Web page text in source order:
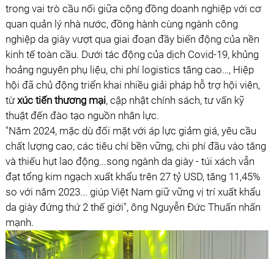
trong vai trò cầu nối giữa cộng đồng doanh nghiệp với cơ
quan quản lý nhà nước, đồng hành cùng ngành công
nghiệp da giày vượt qua giai đoạn đầy biến động của nền
kinh tế toàn cầu. Dưới tác động của dịch Covid-19, khủng
hoảng nguyên phụ liệu, chi phí logistics tăng cao…, Hiệp
hội đã chủ động triển khai nhiều giải pháp hỗ trợ hội viên,
từxúc tiến thương mại, cập nhật chính sách, tư vấn kỹ
thuật đến đào tạo nguồn nhân lực.
"Năm 2024, mặc dù đối mặt với áp lực giảm giá, yêu cầu
chất lượng cao, các tiêu chí bền vững, chi phí đầu vào tăng
và thiếu hụt lao động...song ngành da giày - túi xách vẫn
đạt tổng kim ngạch xuất khẩu trên 27 tỷ USD, tăng 11,45%
so với năm 2023... giúp Việt Nam giữ vững vị trí xuất khẩu
da giày đứng thứ 2 thế giới", ông Nguyễn Đức Thuấn nhấn
mạnh.